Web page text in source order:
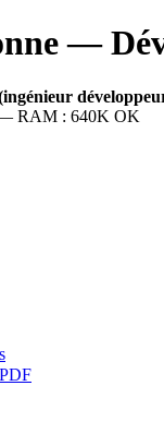
—
RAM : 640K OK